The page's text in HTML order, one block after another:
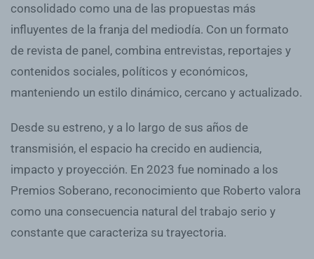
consolidado como una de las propuestas más
influyentes de la franja del mediodía. Con un formato
de revista de panel, combina entrevistas, reportajes y
contenidos sociales, políticos y económicos,
manteniendo un estilo dinámico, cercano y actualizado.
Desde su estreno, y a lo largo de sus años de
transmisión, el espacio ha crecido en audiencia,
impacto y proyección. En 2023 fue nominado a los
Premios Soberano, reconocimiento que Roberto valora
como una consecuencia natural del trabajo serio y
constante que caracteriza su trayectoria.